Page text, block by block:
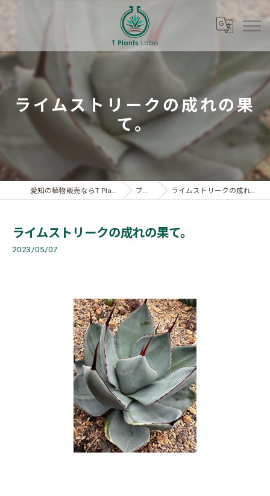
ライムストリークの成れの果
て。
愛知の植物販売ならT Plants Labo ブログ ライムストリークの成れの果て。
ライムストリークの成れの果て。
2023/05/07